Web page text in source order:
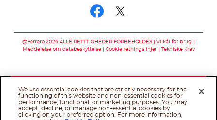
@Ferrero 2026 ALLE RETTTIGHEDER FORBEHOLDES
Vilkår for brug
Meddelelse om databeskyttelse
Cookie retningslinjer Tekniske Krav
We use essential cookies that are strictly necessary for the
functioning of this website and non-essential cookies for
performance, functional, or marketing purposes. You may
accept, decline, or manage non-essential cookies by
clicking on your preferred option. For more information,